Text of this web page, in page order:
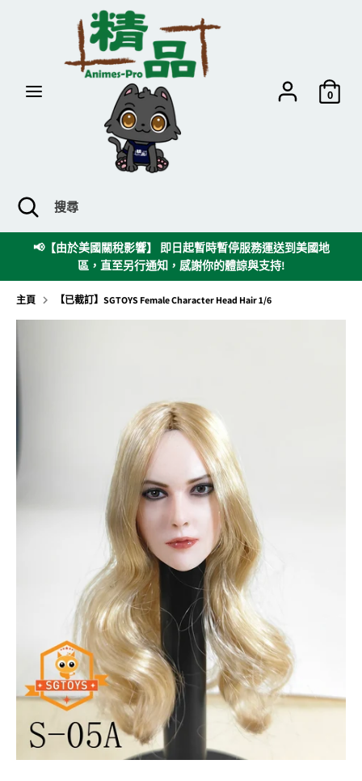
0
尋
搜
尋
關
閉
搜
📢【由於美國關稅影響】 即日起暫時暫停服務運送到美國地
區，直至另行通知，感謝你的體諒與支持!
主頁 【已截訂】SGTOYS Female Character Head Hair 1/6